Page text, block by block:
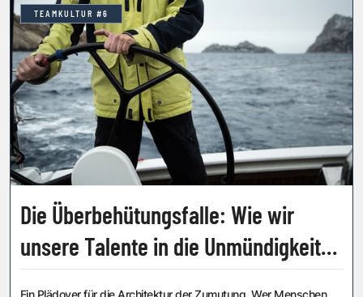
TEAMKULTUR #6
Die Überbehütungsfalle: Wie wir
unsere Talente in die Unmündigkeit